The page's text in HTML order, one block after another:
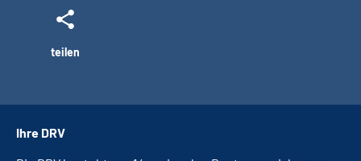
teilen
Ihre DRV